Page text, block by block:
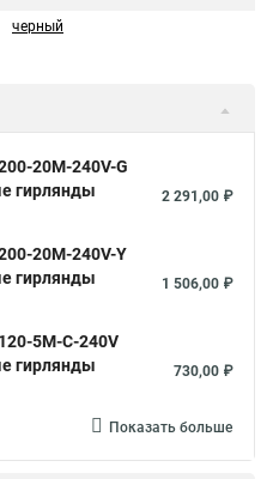
черный
20M-240V-G
гирлянды
2 291,00 ₽
20M-240V-Y
гирлянды
1 506,00 ₽
5M-C-240V
гирлянды
730,00 ₽
Показать больше